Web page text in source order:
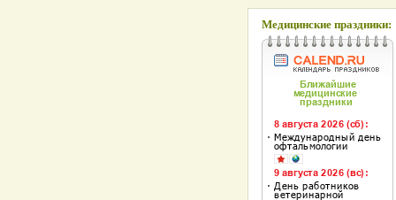
Медицинские праздники: